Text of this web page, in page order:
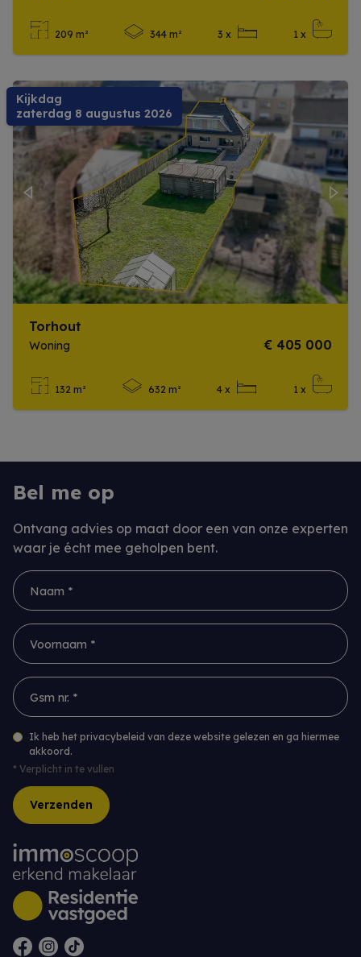
209 m² 344 m² 3 x 1 x
Kijkdag
zaterdag 8 augustus 2026
Previous Next
Torhout
Woning € 405 000
132 m² 632 m² 4 x 1 x
Bel me op
Ontvang advies op maat door een van onze experten
waar je écht mee geholpen bent.
Naam *
Voornaam *
Gsm nr. *
Ik heb het privacybeleid van deze website gelezen en ga hiermee
akkoord.
* Verplicht in te vullen
Verzenden